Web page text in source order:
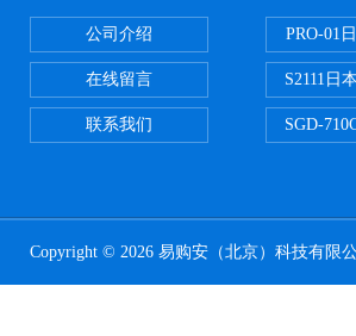
公司介绍
在线留言
联系我们
PRO-01
S2111日
SGD-
Copyright © 2026 易购安（北京）科技有限